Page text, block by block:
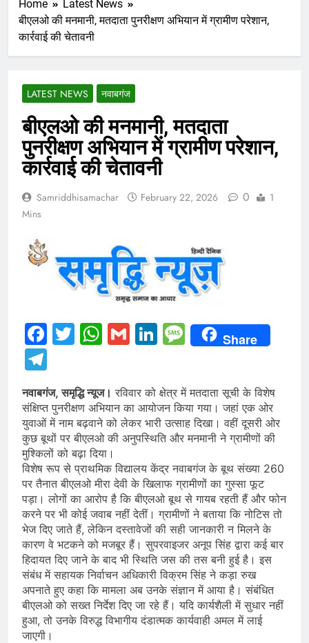
Home
Latest News
बीएलओ की मनमानी, मतदाता पुनरीक्षण अभियान में ग्रामीण परेशान,
कार्रवाई की चेतावनी
LATEST NEWS नवाबगंज
बीएलओ की मनमानी, मतदाता
पुनरीक्षण अभियान में ग्रामीण परेशान,
कार्रवाई की चेतावनी
Samriddhisamachar February 22, 2026 0
1
Mins
Facebook
Twitter
WhatsApp
GmailLinkedIn
Message
Share
नवाबगंज, समृद्धि न्यूज। रविवार को क्षेत्र में मतदाता सूची के विशेष
संक्षिप्त पुनरीक्षण अभियान का आयोजन किया गया। जहां एक ओर
युवाओं में नाम बढ़वाने को लेकर भारी उत्साह दिखा। वहीं दूसरी ओर
कुछ बूथों पर बीएलओ की अनुपस्थिति और मनमानी ने ग्रामीणों की
मुश्किलों को बढ़ा दिया।
विशेष रूप से प्राथमिक विद्यालय केंद्र नवाबगंज के बूथ संख्या 260
पर तैनात बीएलओ मीरा देवी के खिलाफ ग्रामीणों का गुस्सा फूट
पड़ा। लोगों का आरोप है कि बीएलओ बूथ से गायब रहती हैं और फोन
करने पर भी कोई जवाब नहीं देतीं। ग्रामीणों ने बताया कि नोटिस तो
भेज दिए जाते हैं, लेकिन दस्तावेजों की सही जानकारी न मिलने के
कारण वे भटकने को मजबूर हैं। सुपरवाइजर अनूप सिंह द्वारा कई बार
हिदायत दिए जाने के बाद भी स्थिति जस की तस बनी हुई है। इस
संबंध में सहायक निर्वाचन अधिकारी विक्रम सिंह ने कड़ा रुख
अपनाते हुए कहा कि मामला अब उनके संज्ञान में आया है। संबंधित
बीएलओ को सख्त निर्देश दिए जा रहे हैं। यदि कार्यशैली में सुधार नहीं
हुआ, तो उनके विरुद्ध विभागीय दंडात्मक कार्यवाही अमल में लाई
जाएगी।